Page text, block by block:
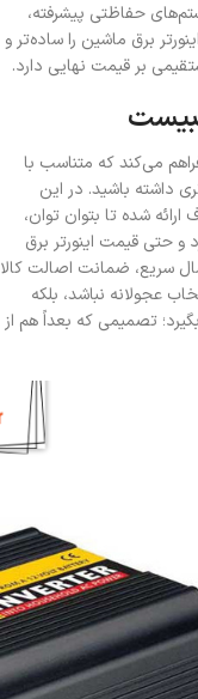
حفاظتی پیشرفته،
برق ماشین را ساده‌تر و
بر قیمت نهایی دارد.
می‌کند که متناسب با
داشته باشید. در این
شده تا بتوان توان،
و حتی قیمت اینورتر برق
سریع، ضمانت اصالت کالا
عجولانه نباشد، بلکه
تصمیمی که بعداً هم از